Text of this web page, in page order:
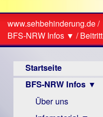
Sie
sind
hier
www.sehbehinderung.de/
BFS-NRW Infos ▼ /Beitritt
Startseite
BFS-NRW Infos ▼
Über uns